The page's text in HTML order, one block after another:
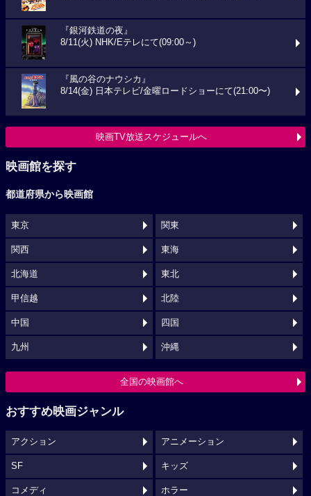
『銀河鉄道の夜』
8/11(火) NHK/Eテレにて(09:00～)
『風の谷のナウシカ』
8/14(金) 日本テレビ/金曜ロードショーにて(21:00〜)
映画TV放送スケジュールへ
映画館を探す
都道府県から映画館
東京 関東
関西 東海
北海道 東北
甲信越 北陸
中国 四国
九州 沖縄
全国の映画館へ
おすすめ映画ジャンル
アクション アニメーション
SF キッズ
コメディ ホラー